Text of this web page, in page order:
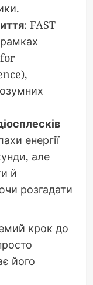
: FAST
енергії
але
й
розгадати
крок до
його